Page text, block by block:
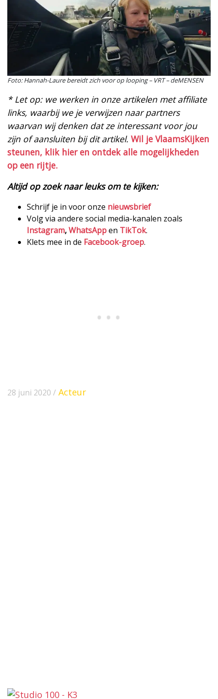
Foto: Hannah-Laure bereidt zich voor op looping – VRT – deMENSEN
* Let op: we werken in onze artikelen met affiliate
links, waarbij we je verwijzen naar partners
waarvan wij denken dat ze interessant voor jou
zijn of aansluiten bij dit artikel. Wil je VlaamsKijken
steunen, klik hier en ontdek alle mogelijkheden
op een rijtje.
Altijd op zoek naar leuks om te kijken:
Schrijf je in voor onze nieuwsbrief
Volg via andere social media-kanalen zoals
Instagram,WhatsAppen TikTok.
Klets mee in de Facebook-groep.
28 juni 2020 / Acteur